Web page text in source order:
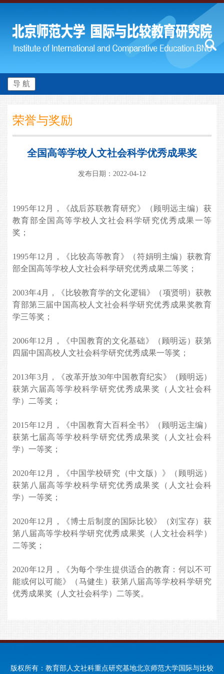
导 航
荣誉与奖励
全国高等学校人文社会科学优秀成果奖
发布日期：2022-04-12
1995年12月，《战后苏联教育研究》（顾明远主编）获
教育部全国高等学校人文社会科学研究优秀成果一等
奖；
1995年12月，《比较高等教育》（符娟明主编）获教育
部全国高等学校人文社会科学研究优秀成果二等奖；
2003年4月，《比较教育学的文化逻辑》（项贤明）获教
育部第三届中国高校人文社会科学研究优秀成果奖教育
学三等奖；
2006年12月，《中国教育的文化基础》（顾明远）获第
四届中国高校人文社会科学研究优秀成果一等奖；
2013年3月，《改革开放30年中国教育纪实》（顾明远）
获第六届高等学校科学研究优秀成果奖（人文社会科
学）
二等奖；
2015年12月，《中国教育大百科全书》（顾明远主编）
获第七届高等学校科学研究优秀成果奖（人文社会科
学）一等奖；
2020年12月，《中国学校研究（中文版）》（顾明远）
获第八届高等学校科学研究优秀成果奖（人文社会科
学） 一等奖；
2020年12月，《博士后制度的国际比较》（刘宝存）获
第八届高等学校科学研究优秀成果奖（人文社会科学）
二等奖；
2020年12月，《为每个学生提供适合的教育：何以不可
能或何以可能》（马健生）获第八届高等学校科学研究
优秀成果奖（人文社会科学）
二等奖。
版权所有：教育部人文社科重点研究基地北京师范大学国际与比较